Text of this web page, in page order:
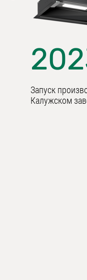
Запуск
Калужском